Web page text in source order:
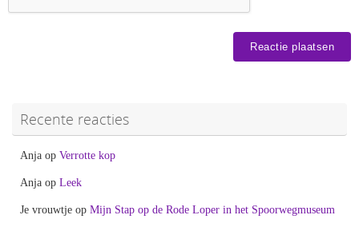
Recente reacties
Anja op Verrotte kop
Anja op Leek
Je vrouwtje op Mijn Stap op de Rode Loper in het Spoorwegmuseum